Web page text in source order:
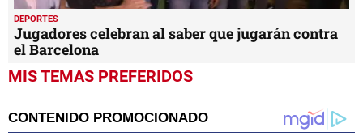
DEPORTES
Jugadores celebran al saber que jugarán contra
el Barcelona
MIS TEMAS PREFERIDOS